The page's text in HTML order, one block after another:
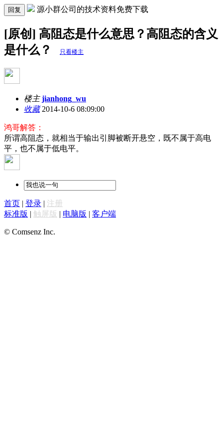
回复 源小群公司的技术资料免费下载
[原创] 高阻态是什么意思？高阻态的含义
是什么？
只看楼主
楼主 jianhong_wu
收藏2014-10-6 08:09:00
鸿哥解答：
所谓高阻态，就相当于输出引脚被断开悬空，既不属于高电
平，也不属于低电平。
首页 | 登录 | 注册
标准版 | 触屏版 | 电脑版 | 客户端
© Comsenz Inc.